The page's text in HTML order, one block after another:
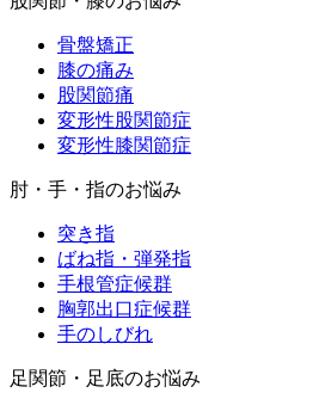
骨盤矯正
膝の痛み
股関節痛
変形性股関節症
変形性膝関節症
肘・手・指のお悩み
突き指
ばね指・弾発指
手根管症候群
胸郭出口症候群
手のしびれ
足関節・足底のお悩み